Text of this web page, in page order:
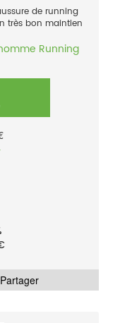
de running
très bon maintien
Running